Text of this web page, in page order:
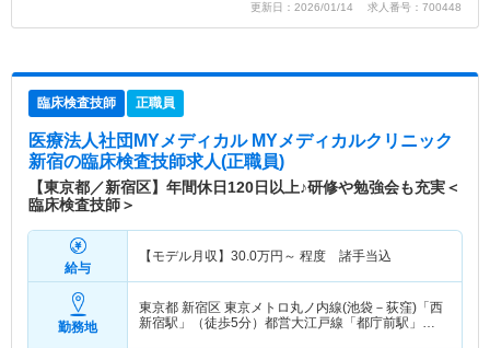
更新日：2026/01/14 求人番号：700448
臨床検査技師 正職員
医療法人社団MYメディカル MYメディカルクリニック
新宿の臨床検査技師求人(正職員)
【東京都／新宿区】年間休日120日以上♪研修や勉強会も充実＜
臨床検査技師＞
給与
【モデル月収】 30.0万円～ 程度 諸手当込
勤務地
東京都 新宿区 東京メトロ丸ノ内線(池袋－荻窪)「西
新宿駅」（徒歩5分）都営大江戸線「都庁前駅」